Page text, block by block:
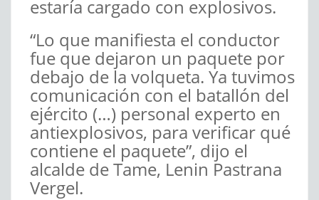
estaría cargado con explosivos.
“Lo que manifiesta el conductor
fue que dejaron un paquete por
debajo de la volqueta. Ya tuvimos
comunicación con el batallón del
ejército (…) personal experto en
antiexplosivos, para verificar qué
contiene el paquete”, dijo el
alcalde de Tame, Lenin Pastrana
Vergel.